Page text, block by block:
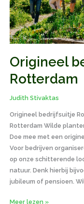
Origineel
Rotterdam
Judith Stivaktas
Origineel bedrijfsuitje
Rotterdam Wilde
Doe mee met een
Voor bedrijven
op onze schitterende
natuur. Denk hierbij
jubileum of pensioen.
Meer lezen »